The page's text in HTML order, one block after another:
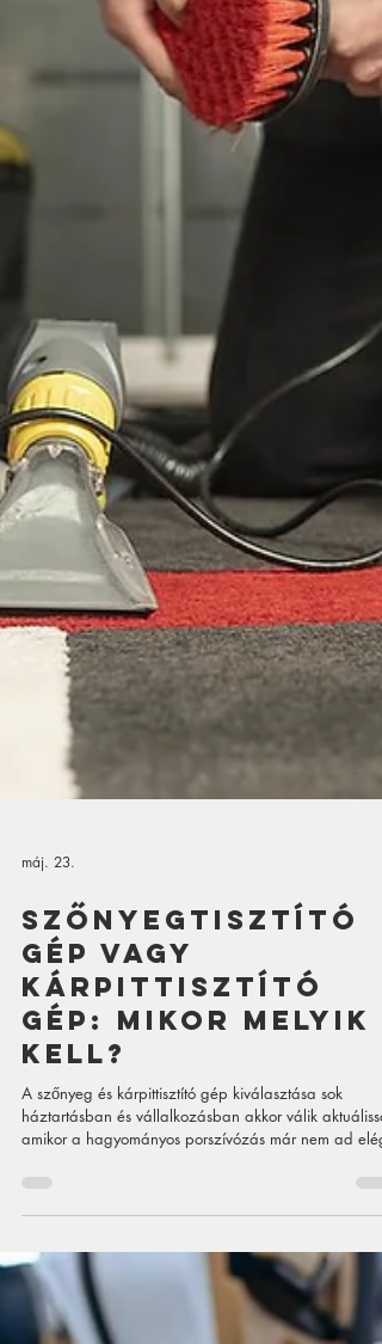
máj. 23.
Szőnyegtisztító
gép vagy
kárpittisztító
gép: mikor melyik
kell?